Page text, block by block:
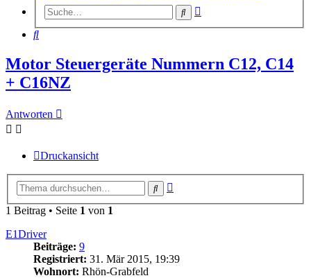
Suche
Suche
Motor Steuergeräte Nummern C12, C14
+ C16NZ
Antworten
Druckansicht
Suche
1 Beitrag • Seite 1 von 1
E1Driver
Beiträge: 9
Registriert: 31. Mär 2015, 19:39
Wohnort: Rhön-Grabfeld